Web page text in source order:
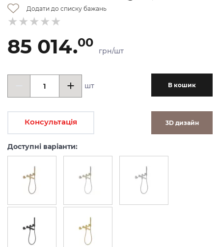
Додати до списку бажань
85 014.00
грн/шт
шт В кошик
Консультація 3D дизайн
Доступні варіанти: